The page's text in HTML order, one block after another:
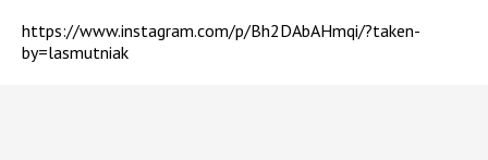
https://www.instagram.com/p/Bh2DAbAHmqi/?taken-
by=lasmutniak